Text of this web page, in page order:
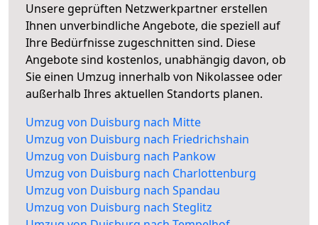
Unsere geprüften Netzwerkpartner erstellen
Ihnen unverbindliche Angebote, die speziell auf
Ihre Bedürfnisse zugeschnitten sind. Diese
Angebote sind kostenlos, unabhängig davon, ob
Sie einen Umzug innerhalb von Nikolassee oder
außerhalb Ihres aktuellen Standorts planen.
Umzug von Duisburg nach Mitte
Umzug von Duisburg nach Friedrichshain
Umzug von Duisburg nach Pankow
Umzug von Duisburg nach Charlottenburg
Umzug von Duisburg nach Spandau
Umzug von Duisburg nach Steglitz